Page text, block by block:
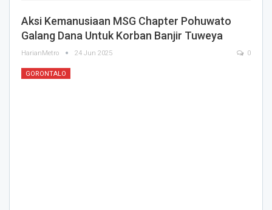
Aksi Kemanusiaan MSG Chapter Pohuwato
Galang Dana Untuk Korban Banjir Tuweya
HarianMetro 24 Jun 2025 0
GORONTALO